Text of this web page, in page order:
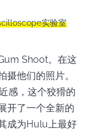
实验室
Shoot。在这
他们的照片。
感，这个狡猾的
开了一个全新的
成为Hulu上最好